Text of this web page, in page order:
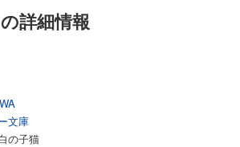
詳細情報
文庫
の子猫